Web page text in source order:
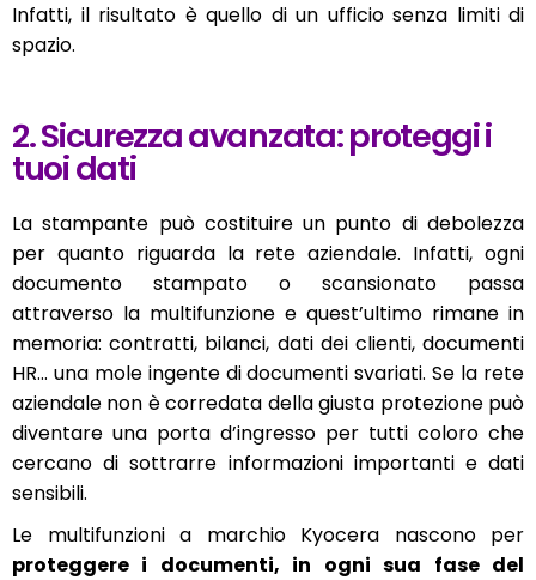
Infatti, il risultato è quello di un ufficio senza limiti di
spazio.
2. Sicurezza avanzata: proteggi i
tuoi dati
La stampante può costituire un punto di debolezza
per quanto riguarda la rete aziendale. Infatti, ogni
documento stampato o scansionato passa
attraverso la multifunzione e quest’ultimo rimane in
memoria: contratti, bilanci, dati dei clienti, documenti
HR… una mole ingente di documenti svariati. Se la rete
aziendale non è corredata della giusta protezione può
diventare una porta d’ingresso per tutti coloro che
cercano di sottrarre informazioni importanti e dati
sensibili.
Le multifunzioni a marchio Kyocera nascono per
proteggere i documenti, in ogni sua fase del